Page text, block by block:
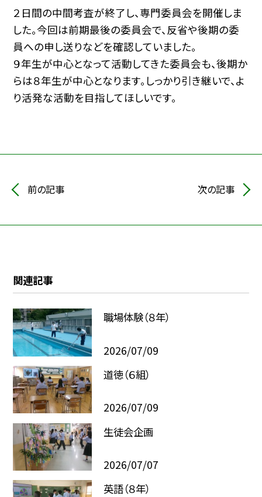
２日間の中間考査が終了し、専門委員会を開催しま
した。今回は前期最後の委員会で、反省や後期の委
員への申し送りなどを確認していました。
９年生が中心となって活動してきた委員会も、後期か
らは８年生が中心となります。しっかり引き継いで、よ
り活発な活動を目指してほしいです。
前の記事 次の記事
関連記事
職場体験（８年）
2026/07/09
道徳（６組）
2026/07/09
生徒会企画
2026/07/07
英語（８年）